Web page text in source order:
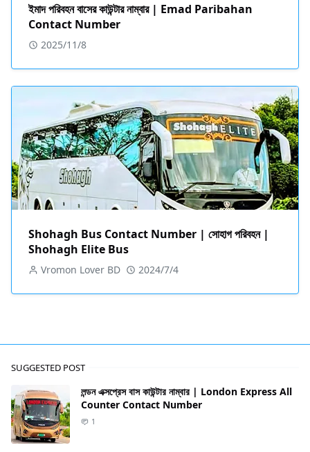
ইমাদ পরিবহন বাসের কাউন্টার নাম্বার | Emad Paribahan
Contact Number
2025/11/8
Shohagh Bus Contact Number | সোহাগ পরিবহন |
Shohagh Elite Bus
Vromon Lover BD 2024/7/4
SUGGESTED POST
লন্ডন এক্সপ্রেস বাস কাউন্টার নাম্বার | London Express All
Counter Contact Number
1